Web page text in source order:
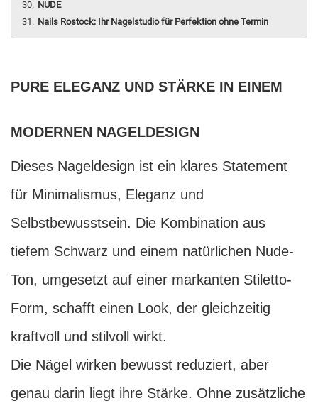
NUDE
Nails Rostock: Ihr Nagelstudio für Perfektion ohne Termin
PURE ELEGANZ UND STÄRKE IN EINEM
MODERNEN NAGELDESIGN
Dieses Nageldesign ist ein klares Statement
für Minimalismus, Eleganz und
Selbstbewusstsein. Die Kombination aus
tiefem Schwarz und einem natürlichen Nude-
Ton, umgesetzt auf einer markanten Stiletto-
Form, schafft einen Look, der gleichzeitig
kraftvoll und stilvoll wirkt.
Die Nägel wirken bewusst reduziert, aber
genau darin liegt ihre Stärke. Ohne zusätzliche